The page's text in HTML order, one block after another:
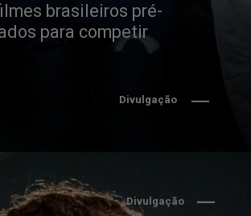
brasileiros pré-
para competir
Divulgação
Divulgação